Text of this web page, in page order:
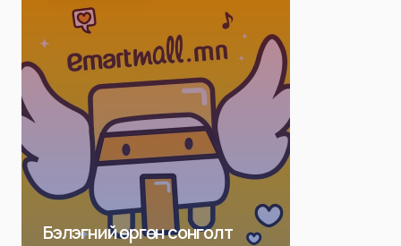
Бэлэгний өргөн сонголт